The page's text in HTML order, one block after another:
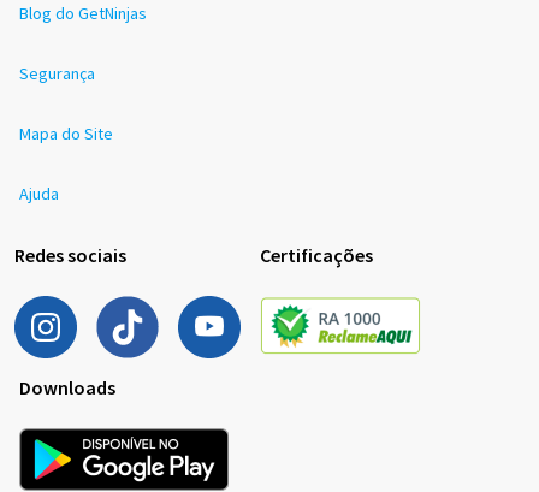
Blog do GetNinjas
Segurança
Mapa do Site
Ajuda
Redes sociais Certificações
Downloads